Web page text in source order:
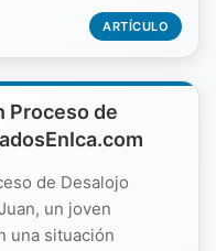
ARTÍCULO
Proceso de
de Desalojo
un joven
una situación